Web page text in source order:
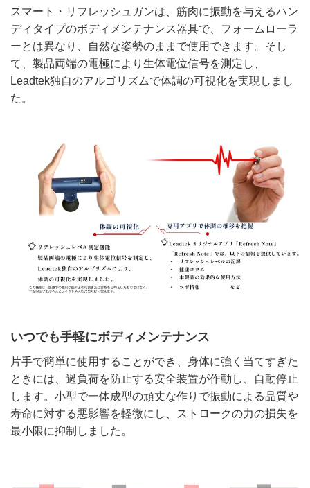
スマート・リフレッシュガンは、筋肉に振動を与えるハン
ディタイプのボディメンテナンス器具で、フォームローラ
ーとは異なり、自然な姿勢のままで使用できます。そし
て、製品両端の電極により生体電位信号を測定し、
Leadtek独自のアルゴリズムで体調の可視化を実現しまし
た。
いつでも手軽にボディメンテナンス
片手で簡単に使用することができ、身体に強く当てすぎた
ときには、過負荷を防止する安全装置が作動し、自動停止
します。小型で一体成型の頑丈な作りで振動による品質や
寿命に対する悪影響を軽微にし、ストロークの力の損失を
最小限に抑制しました。